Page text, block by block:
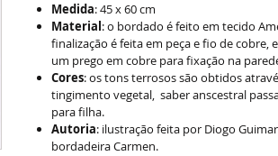
Medida: 45 x 60 cm
Material: o bordado é feito em tecido
finalização é feita em peça e fio de cobre,
um prego em cobre para fixação na
Cores: os tons terrosos são obtidos
tingimento vegetal, saber anscestral
para filha.
Autoria: ilustração feita por Diogo
bordadeira Carmen.